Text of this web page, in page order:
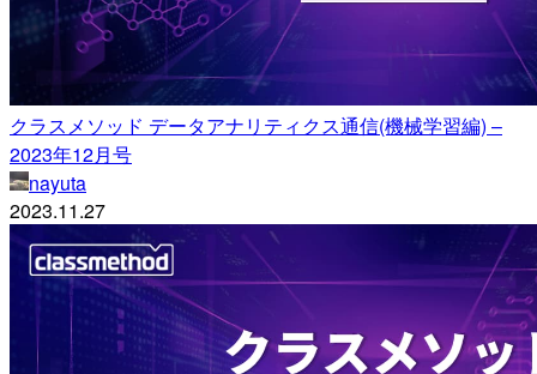
クラスメソッド データアナリティクス通信(機械学習編) –
2023年12月号
nayuta
2023.11.27